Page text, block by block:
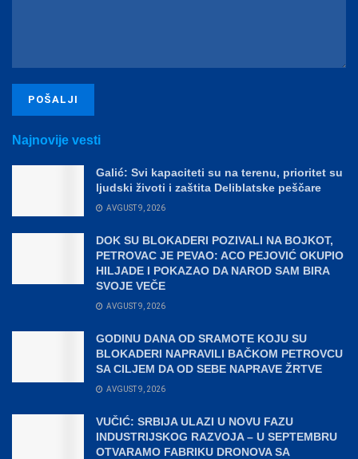
Najnovije vesti
Galić: Svi kapaciteti su na terenu, prioritet su
ljudski životi i zaštita Deliblatske peščare
AVGUST 9, 2026
DOK SU BLOKADERI POZIVALI NA BOJKOT,
PETROVAC JE PEVAO: ACO PEJOVIĆ OKUPIO
HILJADE I POKAZAO DA NAROD SAM BIRA
SVOJE VEČE
AVGUST 9, 2026
GODINU DANA OD SRAMOTE KOJU SU
BLOKADERI NAPRAVILI BAČKOM PETROVCU
SA CILJEM DA OD SEBE NAPRAVE ŽRTVE
AVGUST 9, 2026
VUČIĆ: SRBIJA ULAZI U NOVU FAZU
INDUSTRIJSKOG RAZVOJA – U SEPTEMBRU
OTVARAMO FABRIKU DRONOVA SA